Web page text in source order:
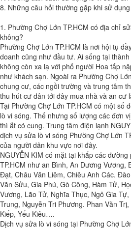
8. Những câu hỏi thường gặp khi sử
1. Phường Chợ Lớn TP.HCM có địa chỉ
không?
Phường Chợ Lớn TP.HCM là nơi hội tụ
doanh cũng như đầu tư. Ai sống tại
không còn xa lạ với phố người Hoa tấp
như khách sạn. Ngoài ra Phường Chợ
chung cư, các ngồi trường và trung tâm
thu hút cư dân tới đây mua nhà và an cư
Tại Phường Chợ Lớn TP.HCM có một số
lò vi sóng. Thế nhưng số lượng các đơn
thì ắt có cung. Trung tâm điện lạnh
dịch vụ sửa lò vi sóng Phường Chợ Lớn
của người dân khu vực nơi đây.
NGUYỄN KIM có mặt tại khắp các
TP.HCM như an Bình, An Dương Vương,
Đạt, Châu Văn Liêm, Chiêu Anh Các.
Văn Sửu, Gia Phú, Gò Công, Hàm Tử,
Vương, Lão Tử, Nghĩa Thục, Ngô Gia
Trung, Nguyễn Tri Phương. Phan Văn
Kiếp, Yếu Kiêu….
Dịch vụ sửa lò vi sóng tại Phường Chợ